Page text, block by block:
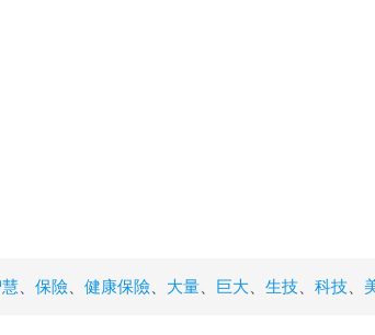
保險 健康保險 大量 巨大 生技 科技